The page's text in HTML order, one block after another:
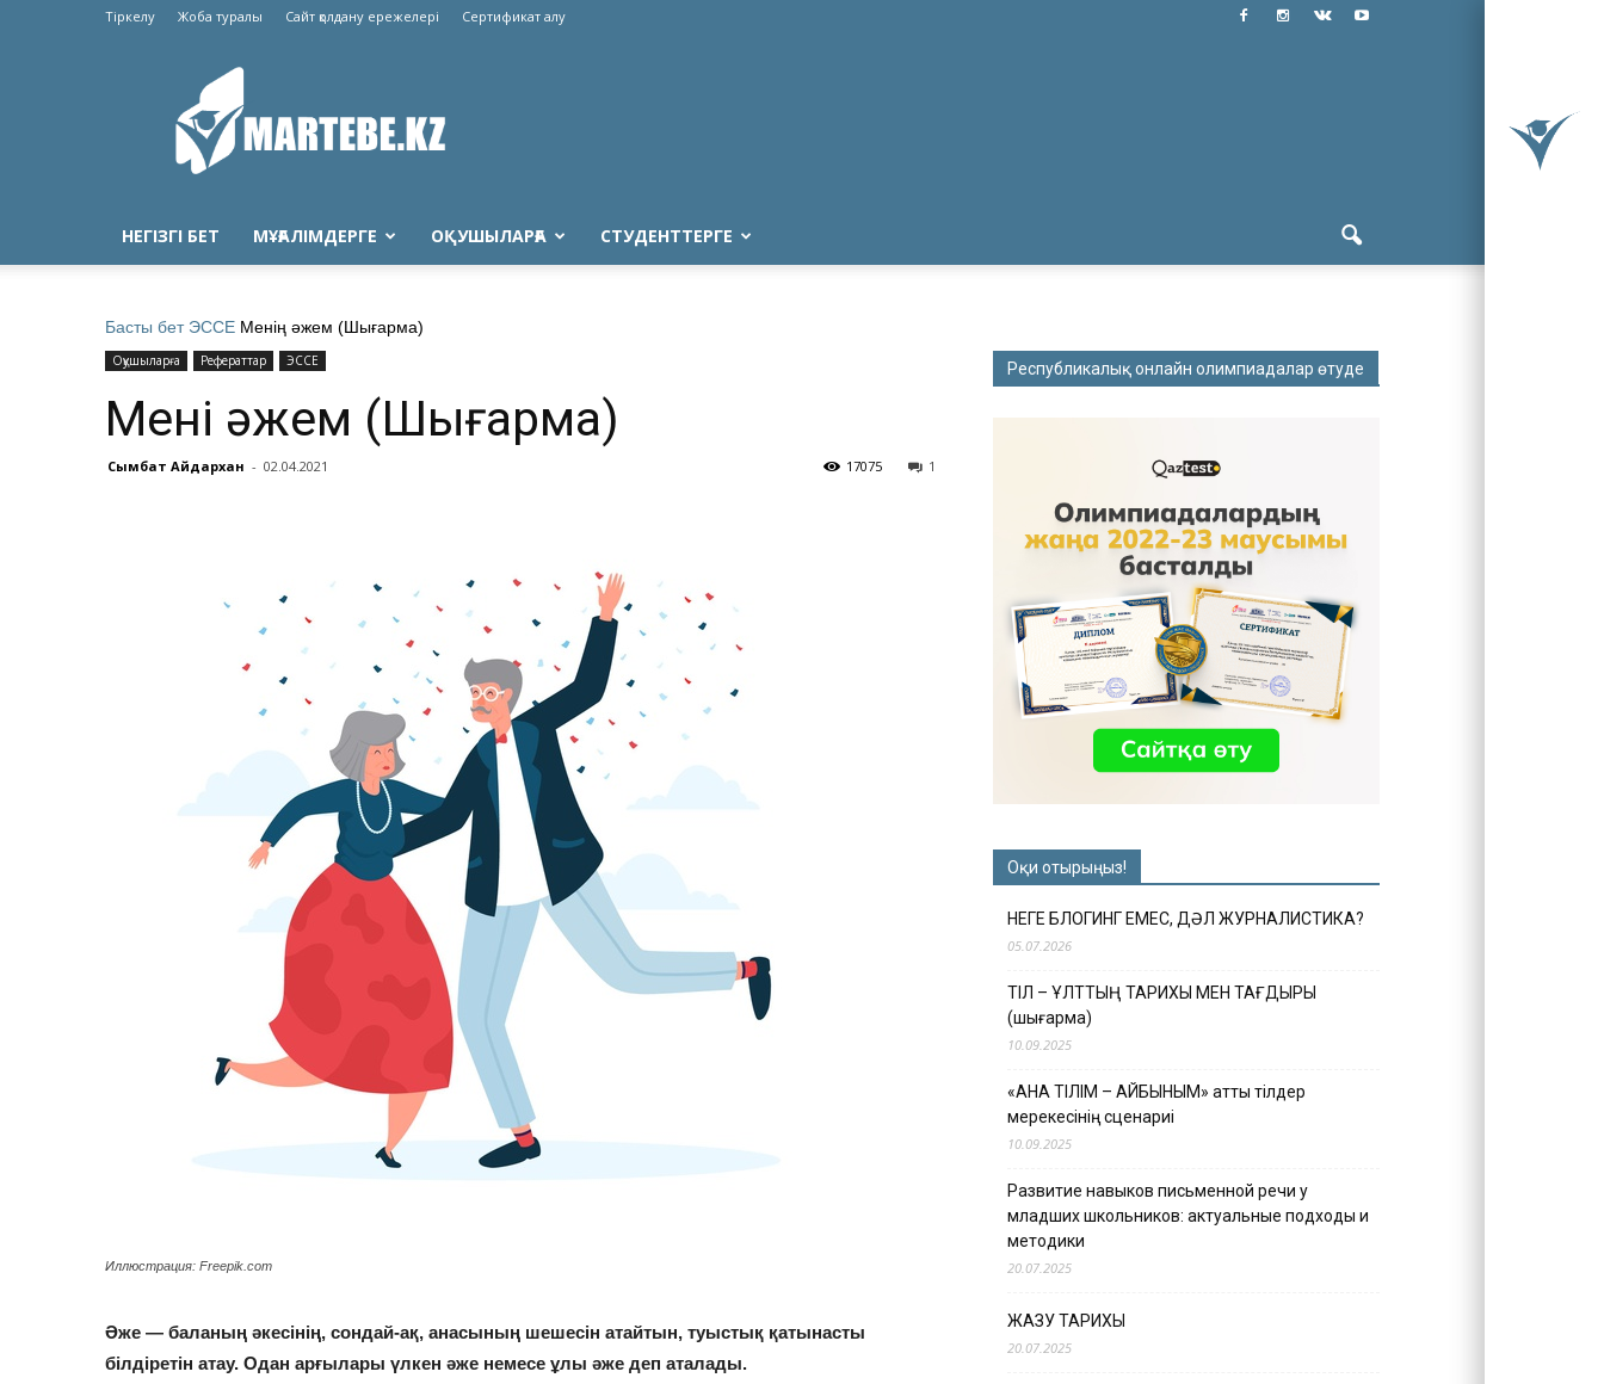
Тіркелу Жоба туралы Сайт қолдану ережелері Сертификат алу
Martebe.kz
білім
сайты
НЕГІЗГІ БЕТ МҰҒАЛІМДЕРГЕ ОҚУШЫЛАРҒА СТУДЕНТТЕРГЕ
Басты бет ЭССЕ Менің әжем (Шығарма)
Оқушыларға Рефераттар ЭССЕ
Менің әжем (Шығарма)
Сымбат Айдархан - 02.04.2021 1
17075
Иллюстрация: Freepik.com
Әже — баланың әкесінің, сондай-ақ, анасының шешесін атайтын, туыстық қатынасты
білдіретін атау. Одан арғылары үлкен әже немесе ұлы әже деп аталады.
Республикалық онлайн олимпиадалар өтуде
Оқи отырыңыз!
НЕГЕ БЛОГИНГ ЕМЕС, ДӘЛ ЖУРНАЛИСТИКА?
05.07.2026
ТІЛ – ҰЛТТЫҢ ТАРИХЫ МЕН ТАҒДЫРЫ
(шығарма)
10.09.2025
«АНА ТІЛІМ – АЙБЫНЫМ» атты тілдер
мерекесінің сценариі
10.09.2025
Развитие навыков письменной речи у
младших школьников: актуальные подходы и
методики
20.07.2025
ЖАЗУ ТАРИХЫ
20.07.2025